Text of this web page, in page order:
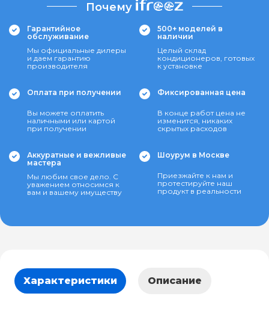
Почему
Гарантийное
обслуживание
Мы официальные дилеры
и даем гарантию
производителя
500+ моделей в
наличии
Целый склад
кондиционеров, готовых
к установке
Оплата при получении
Вы можете оплатить
наличными или картой
при получении
Фиксированная цена
В конце работ цена не
изменится, никаких
скрытых расходов
Аккуратные и вежливые
мастера
Мы любим свое дело. С
уважением относимся к
вам и вашему имуществу
Шоурум в Москве
Приезжайте к нам и
протестируйте наш
продукт в реальности
Характеристики Описание